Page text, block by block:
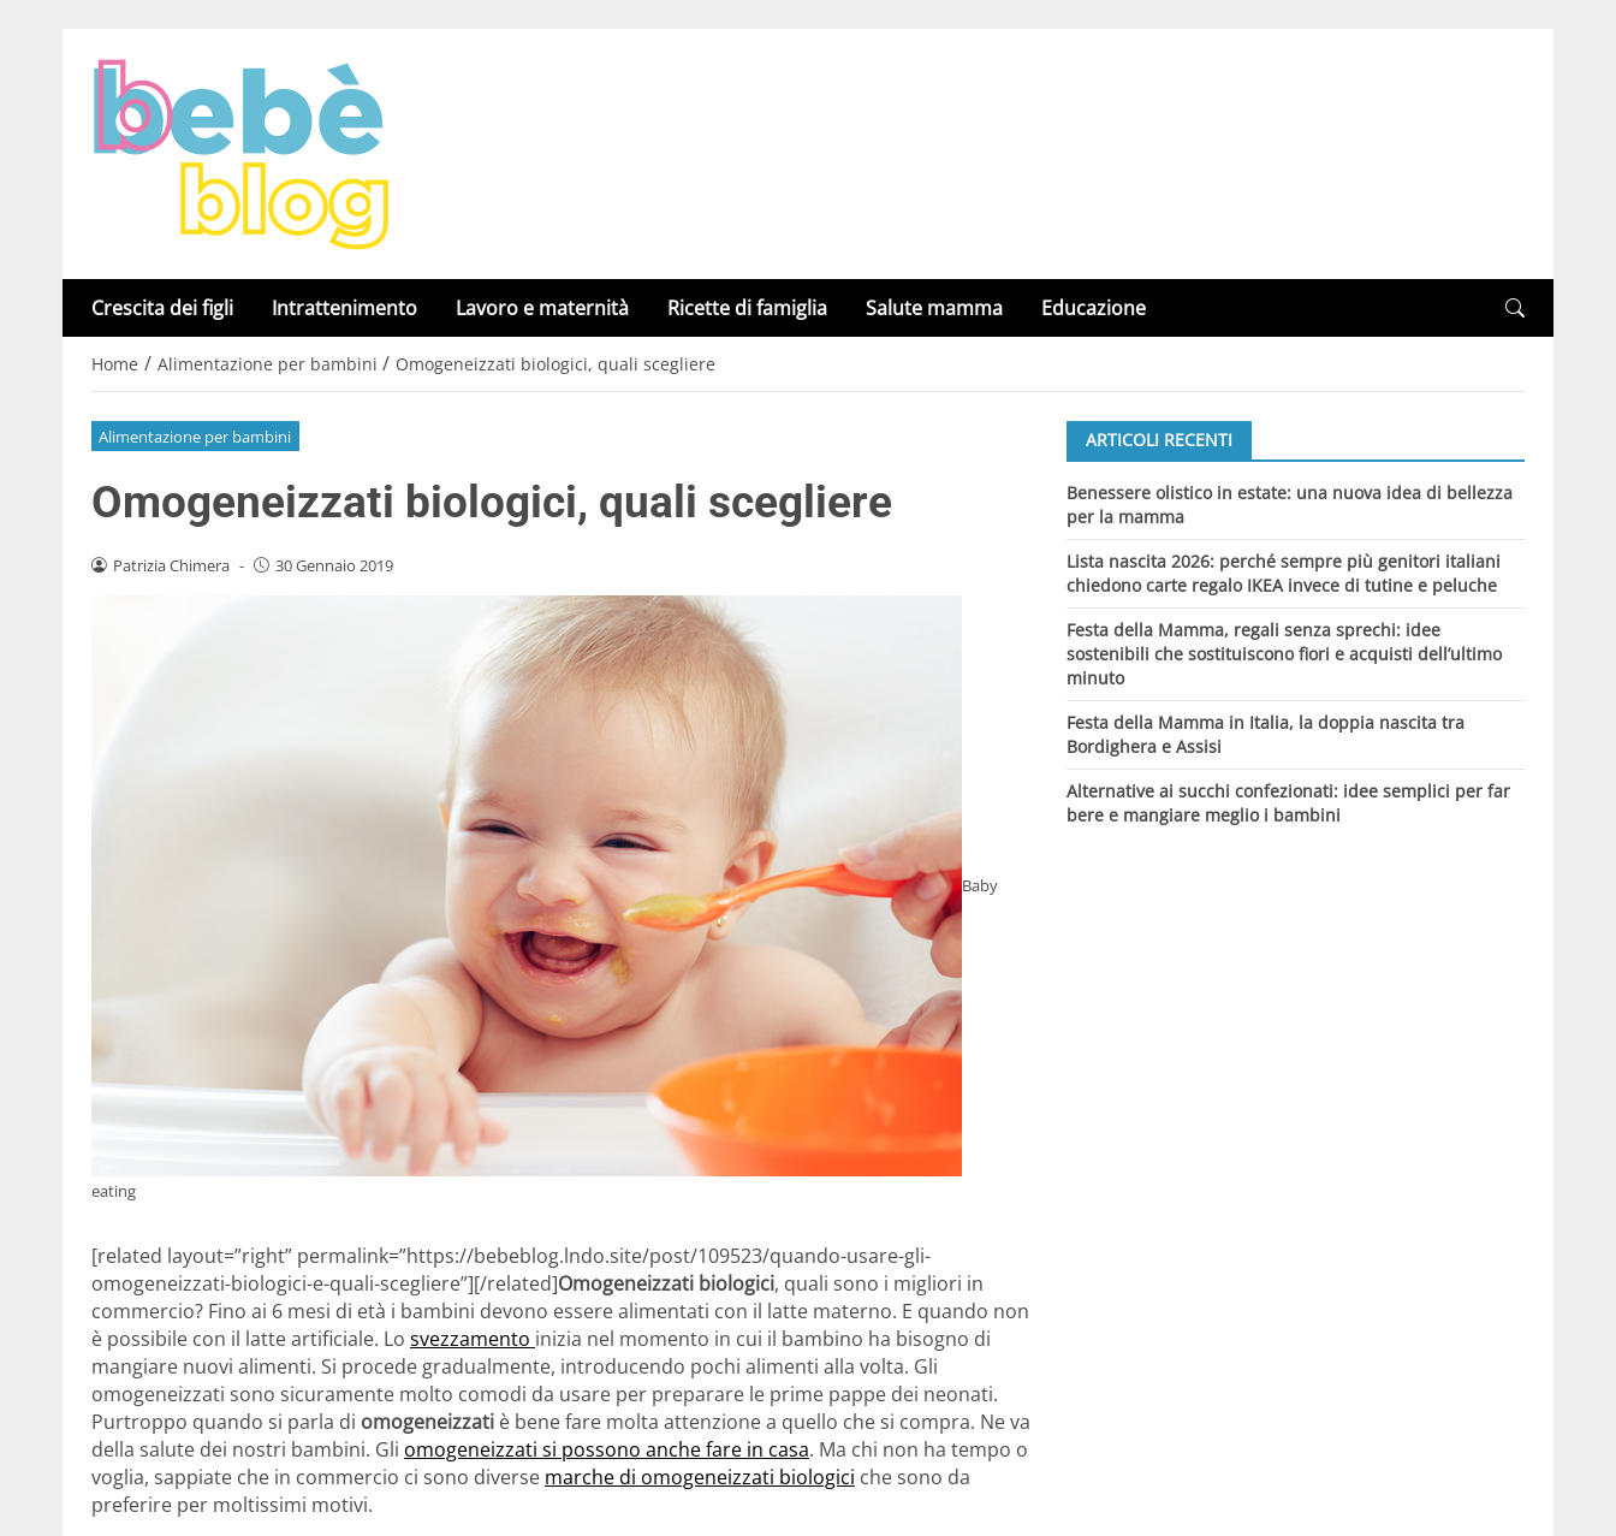
Crescita dei figli Intrattenimento Lavoro e maternità Ricette di famiglia Salute mamma Educazione
Home / Alimentazione per bambini / Omogeneizzati biologici, quali scegliere
Alimentazione per bambini
Omogeneizzati biologici, quali scegliere
Patrizia Chimera - 30 Gennaio 2019
Baby
eating
[related layout=”right” permalink=”https://bebeblog.lndo.site/post/109523/quando-usare-gli-
omogeneizzati-biologici-e-quali-scegliere”][/related]Omogeneizzati biologici, quali sono i migliori in
commercio? Fino ai 6 mesi di età i bambini devono essere alimentati con il latte materno. E quando non
è possibile con il latte artificiale. Lo svezzamento inizia nel momento in cui il bambino ha bisogno di
mangiare nuovi alimenti. Si procede gradualmente, introducendo pochi alimenti alla volta. Gli
omogeneizzati sono sicuramente molto comodi da usare per preparare le prime pappe dei neonati.
Purtroppo quando si parla di omogeneizzati è bene fare molta attenzione a quello che si compra. Ne va
della salute dei nostri bambini. Gli omogeneizzati si possono anche fare in casa. Ma chi non ha tempo o
voglia, sappiate che in commercio ci sono diverse marche di omogeneizzati biologici che sono da
preferire per moltissimi motivi.
ARTICOLI RECENTI
Benessere olistico in estate: una nuova idea di bellezza
per la mamma
Lista nascita 2026: perché sempre più genitori italiani
chiedono carte regalo IKEA invece di tutine e peluche
Festa della Mamma, regali senza sprechi: idee
sostenibili che sostituiscono fiori e acquisti dell’ultimo
minuto
Festa della Mamma in Italia, la doppia nascita tra
Bordighera e Assisi
Alternative ai succhi confezionati: idee semplici per far
bere e mangiare meglio i bambini